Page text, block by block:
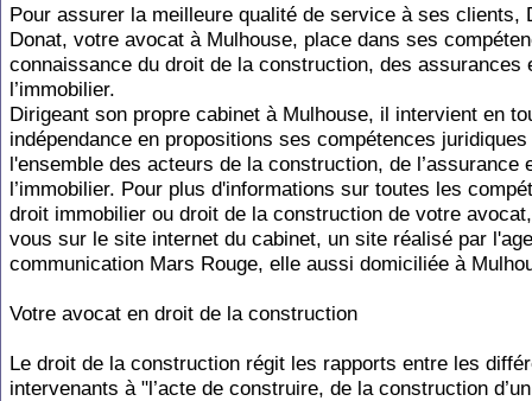
Pour assurer la meilleure qualité de service à ses clients,
Donat, votre avocat à Mulhouse, place dans ses
connaissance du droit de la construction, des assurances
l’immobilier.
Dirigeant son propre cabinet à Mulhouse, il intervient en
indépendance en propositions ses compétences juridiques
l'ensemble des acteurs de la construction, de l’assurance
l’immobilier. Pour plus d'informations sur toutes les
droit immobilier ou droit de la construction de votre
vous sur le site internet du cabinet, un site réalisé par
communication Mars Rouge, elle aussi domiciliée à
Votre avocat en droit de la construction
Le droit de la construction régit les rapports entre les
intervenants à "l’acte de construire, de la construction